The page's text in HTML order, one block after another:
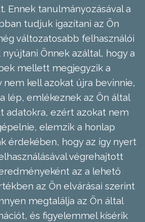
Ennek tanulmányozásával a
tudjuk igazítani az Ön
változatosabb felhasználói
Önnek azáltal, hogy a
mellett megjegyzik a
nem kell azokat újra bevinnie,
lép, emlékeznek az Ön által
adatokra, ezért azokat nem
elemzik a honlap
érdekében, hogy az így nyert
végrehajtott
az a lehető
az Ön elvárásai szerint
megtalálja az Ön által
és figyelemmel kísérik